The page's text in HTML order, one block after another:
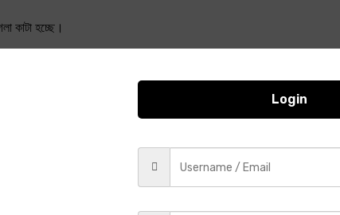
কাটা হচ্ছে।
কে আছ? কে?
আমি ডিটেকটিভ উপন্যাস লিখব না, প্রেমের উপন্যাস লিখব। মনে হয় আমি
থাকতে হবে। এমন হতে পারে যে, কাক কা কা করছে, সবাই ভুল শুনছে।
তুমি তোমার বাবার সম্পর্কে লিখছ। তোমার বাবা দেখতে কেমন এটা লিখতে হবে। যেন
কত ফুট কত ইঞ্চি লম্বা এটা বলার দরকার নেই। তবে তিনি লম্বা না খাটো–এটা বলতে
Login